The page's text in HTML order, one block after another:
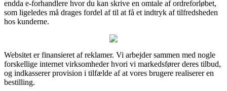
endda e-forhandlere hvor du kan skrive en omtale af ordreforløbet,
som ligeledes må drages fordel af til at få et indtryk af tilfredsheden
hos kunderne.
Websitet er finansieret af reklamer. Vi arbejder sammen med nogle
forskellige internet virksomheder hvori vi markedsfører deres tilbud,
og indkasserer provision i tilfælde af at vores brugere realiserer en
bestilling.